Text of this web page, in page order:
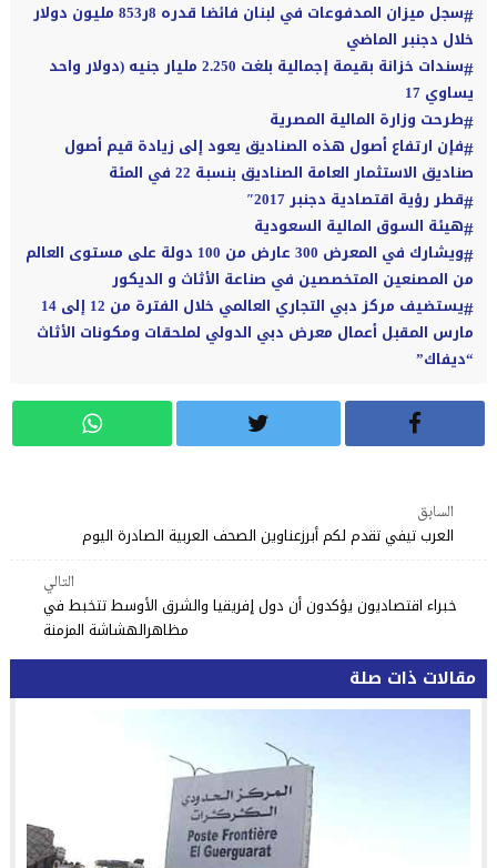
سجل ميزان المدفوعات في لبنان فائضا قدره 8ر853 مليون دولار
خلال دجنبر الماضي
سندات خزانة بقيمة إجمالية بلغت 2.250 مليار جنيه (دولار واحد
يساوي 17
طرحت وزارة المالية المصرية
فإن ارتفاع أصول هذه الصناديق يعود إلى زيادة قيم أصول
صناديق الاستثمار العامة الصناديق بنسبة 22 في المئة
قطر رؤية اقتصادية دجنبر 2017″
هيئة السوق المالية السعودية
ويشارك في المعرض 300 عارض من 100 دولة على مستوى العالم
من المصنعين المتخصصين في صناعة الأثاث و الديكور
يستضيف مركز دبي التجاري العالمي خلال الفترة من 12 إلى 14
مارس المقبل أعمال معرض دبي الدولي لملحقات ومكونات الأثاث
“ديفاك”
السابق
العرب تيفي تقدم لكم أبرزعناوين الصحف العربية الصادرة اليوم
التالي
خبراء اقتصاديون يؤكدون أن دول إفريقيا والشرق الأوسط تتخبط في
مظاهرالهشاشة المزمنة
مقالات ذات صلة